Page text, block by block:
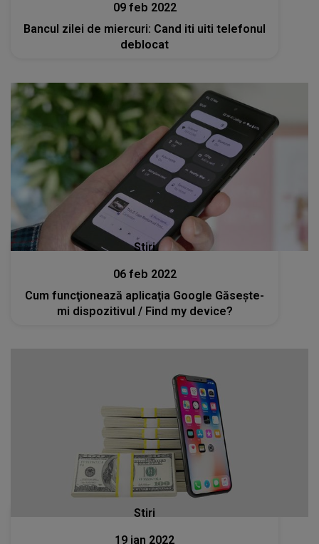
09 feb 2022
Bancul zilei de miercuri: Cand iti uiti telefonul
deblocat
Stiri
06 feb 2022
Cum funcţionează aplicaţia Google Găseşte-
mi dispozitivul / Find my device?
Stiri
19 ian 2022